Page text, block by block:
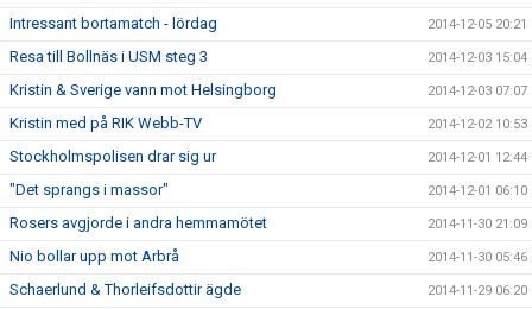
Intressant bortamatch - lördag 2014-12-05 20:21
Resa till Bollnäs i USM steg 3 2014-12-03 15:04
Kristin & Sverige vann mot Helsingborg 2014-12-03 07:07
Kristin med på RIK Webb-TV 2014-12-02 10:53
Stockholmspolisen drar sig ur 2014-12-01 12:44
"Det sprangs i massor" 2014-12-01 06:10
Rosers avgjorde i andra hemmamötet 2014-11-30 21:09
Nio bollar upp mot Arbrå 2014-11-30 05:46
Schaerlund & Thorleifsdottir ägde 2014-11-29 06:20